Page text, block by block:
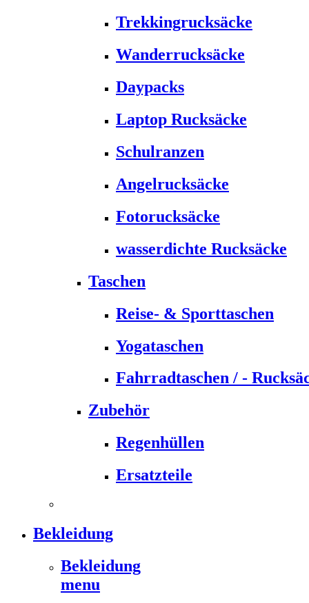
Trekkingrucksäcke
Wanderrucksäcke
Daypacks
Laptop Rucksäcke
Schulranzen
Angelrucksäcke
Fotorucksäcke
wasserdichte Rucksäcke
Taschen
Reise- & Sporttaschen
Yogataschen
Fahrradtaschen / -
Zubehör
Regenhüllen
Ersatzteile
Bekleidung
Bekleidung
menu